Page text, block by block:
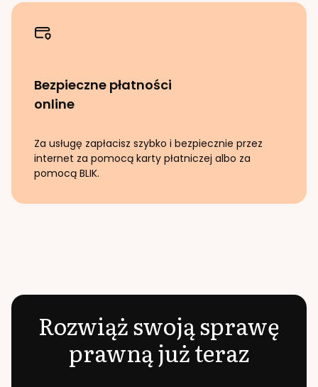
Bezpieczne płatności
online
Za usługę zapłacisz szybko i bezpiecznie przez
internet za pomocą karty płatniczej albo za
pomocą BLIK.
Rozwiąż swoją sprawę
prawną już teraz